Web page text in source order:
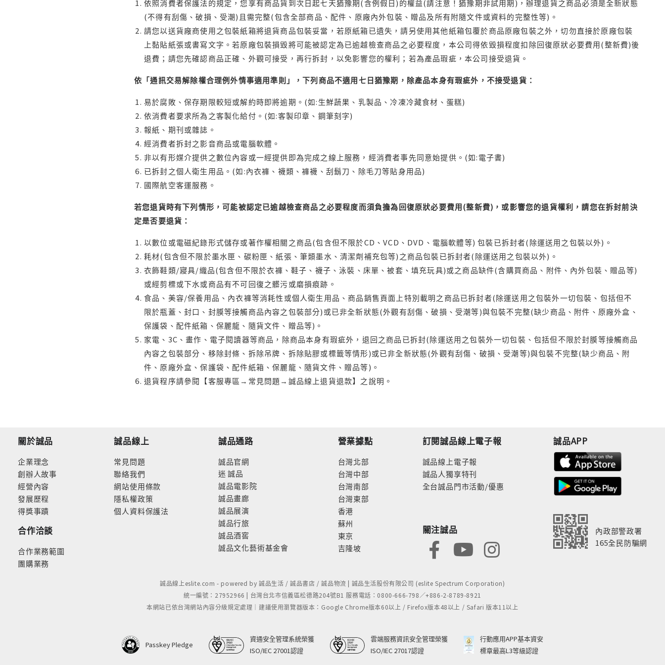
依照消費者保護法的規定，您享有商品貨到次日起七天猶豫期(含例假日)的權益(請注意！猶豫期非試用期)，辦理退貨之商品必須是全新狀態
(不得有刮傷、破損、受潮)且需完整(包含全部商品、配件、原廠內外包裝、贈品及所有附隨文件或資料的完整性等)。
請您以送貨廠商使用之包裝紙箱將退貨商品包裝妥當，若原紙箱已遺失，請另使用其他紙箱包覆於商品原廠包裝之外，切勿直接於原廠包裝
上黏貼紙張或書寫文字。若原廠包裝損毀將可能被認定為已逾越檢查商品之必要程度，本公司得依毀損程度扣除回復原狀必要費用(整新費)後
退費；請您先確認商品正確、外觀可接受，再行拆封，以免影響您的權利；若為產品瑕疵，本公司接受退貨。
依「通訊交易解除權合理例外情事適用準則」，下列商品不適用七日猶豫期，除產品本身有瑕疵外，不接受退貨：
易於腐敗、保存期限較短或解約時即將逾期。(如:生鮮蔬果、乳製品、冷凍冷藏食材、蛋糕)
依消費者要求所為之客製化給付。(如:客製印章、鋼筆刻字)
報紙、期刊或雜誌。
經消費者拆封之影音商品或電腦軟體。
非以有形媒介提供之數位內容或一經提供即為完成之線上服務，經消費者事先同意始提供。(如:電子書)
已拆封之個人衛生用品。(如:內衣褲、襪類、褲襪、刮鬍刀、除毛刀等貼身用品)
國際航空客運服務。
若您退貨時有下列情形，可能被認定已逾越檢查商品之必要程度而須負擔為回復原狀必要費用(整新費)，或影響您的退貨權利，請您在拆封前決
定是否要退貨：
以數位或電磁紀錄形式儲存或著作權相關之商品(包含但不限於CD、VCD、DVD、電腦軟體等) 包裝已拆封者(除運送用之包裝以外)。
耗材(包含但不限於墨水匣、碳粉匣、紙張、筆類墨水、清潔劑補充包等)之商品包裝已拆封者(除運送用之包裝以外)。
衣飾鞋類/寢具/織品(包含但不限於衣褲、鞋子、襪子、泳裝、床單、被套、填充玩具)或之商品缺件(含購買商品、附件、內外包裝、贈品等)
或經剪標或下水或商品有不可回復之髒污或磨損痕跡。
食品、美容/保養用品、內衣褲等消耗性或個人衛生用品、商品銷售頁面上特別載明之商品已拆封者(除運送用之包裝外一切包裝、包括但不
限於瓶蓋、封口、封膜等接觸商品內容之包裝部分)或已非全新狀態(外觀有刮傷、破損、受潮等)與包裝不完整(缺少商品、附件、原廠外盒、
保護袋、配件紙箱、保麗龍、隨貨文件、贈品等)。
家電、3C、畫作、電子閱讀器等商品，除商品本身有瑕疵外，退回之商品已拆封(除運送用之包裝外一切包裝、包括但不限於封膜等接觸商品
內容之包裝部分、移除封條、拆除吊牌、拆除貼膠或標籤等情形)或已非全新狀態(外觀有刮傷、破損、受潮等)與包裝不完整(缺少商品、附
件、原廠外盒、保護袋、配件紙箱、保麗龍、隨貨文件、贈品等)。
退貨程序請參閱【客服專區→常見問題→誠品線上退貨退款】之說明。
關於誠品
企業理念
創辦人故事
經營內容
發展歷程
得獎事蹟
合作洽談
合作業務範圍
團購業務
誠品線上
常見問題
聯絡我們
網站使用條款
隱私權政策
個人資料保護法
誠品通路
誠品官網
迷 誠品
誠品電影院
誠品畫廊
誠品展演
誠品行旅
誠品酒窖
誠品文化藝術基金會
營業據點
台灣北部
台灣中部
台灣南部
台灣東部
香港
蘇州
東京
吉隆坡
訂閱誠品線上電子報
誠品線上電子報
誠品人獨享特刊
全台誠品門市活動/優惠
關注誠品
誠品APP
內政部警政署
165全民防騙網
誠品線上eslite.com - powered by 誠品生活 / 誠品書店 / 誠品物流 | 誠品生活股份有限公司 (eslite Spectrum Corporation)
統一編號：27952966 | 台灣台北市信義區松德路204號B1 服務電話：0800-666-798／+886-2-8789-8921
本網站已依台灣網站內容分級規定處理｜建議使用瀏覽器版本：Google Chrome版本60以上 / Firefox版本48以上 / Safari 版本11以上
Passkey Pledge
資通安全管理系統榮獲
ISO/IEC 27001認證
雲端服務資訊安全管理榮獲
ISO/IEC 27017認證
行動應用APP基本資安
標章最高L3等級認證